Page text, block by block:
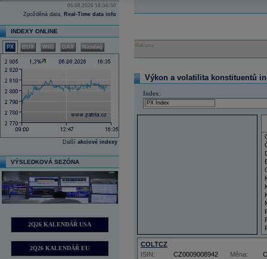
06.08.2026 18:56:50
Zpožděná data, Real-Time data info
INDEXY ONLINE
PX BUX WIG DAX Nasdaq
Další akciové indexy
VÝSLEDKOVÁ SEZÓNA
2Q26 KALENDÁŘ USA
2Q26 KALENDÁŘ EU
Reklama
Výkon a volatilita konstituentů
Index:
COLTCZ
ISIN: CZ0009008942 Měna: